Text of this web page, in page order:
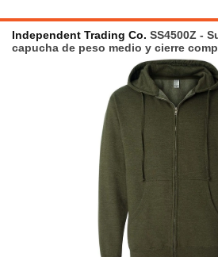
Independent Trading Co. SS4500Z -
capucha de peso medio y cierre